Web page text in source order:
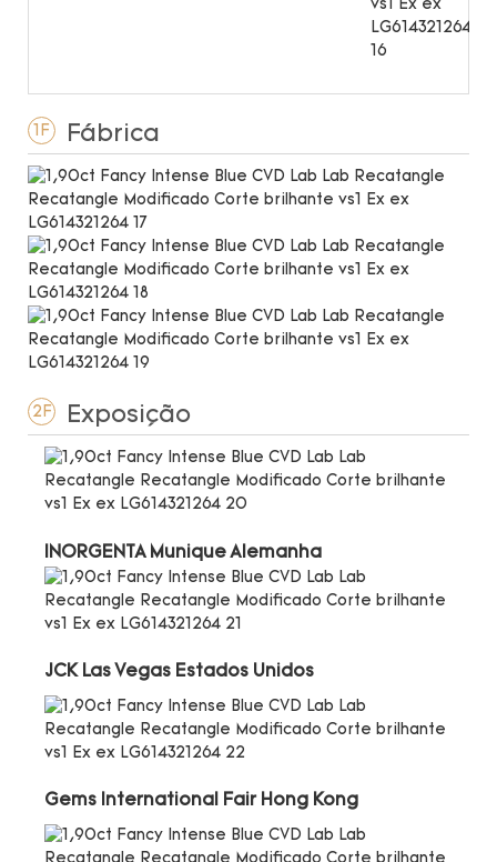
1F Fábrica
2F Exposição
INORGENTA Munique Alemanha
JCK Las Vegas Estados Unidos
Gems International Fair Hong Kong